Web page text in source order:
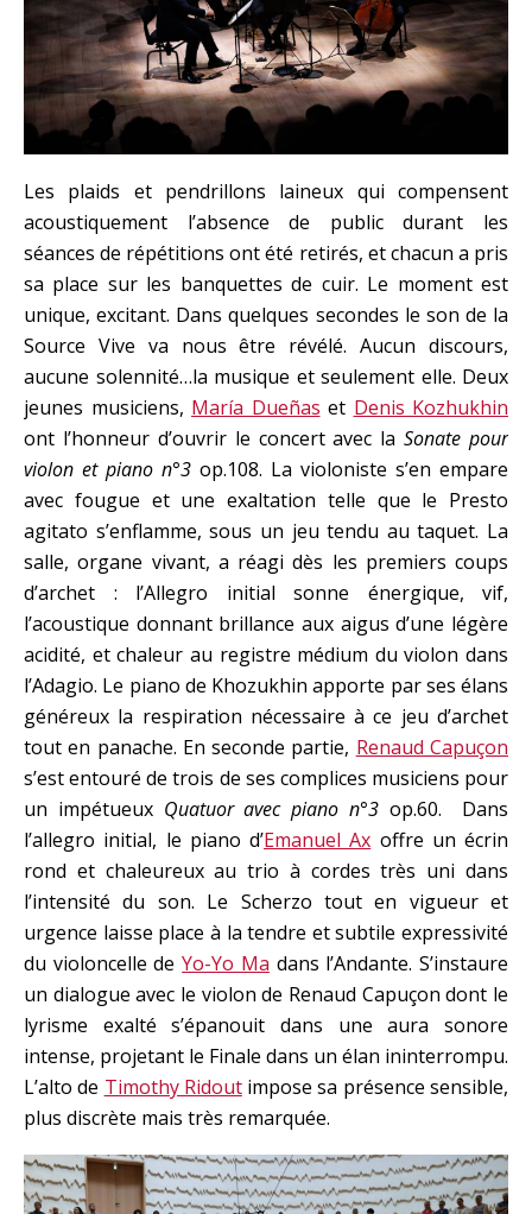
Les plaids et pendrillons laineux qui compensent
acoustiquement l’absence de public durant les
séances de répétitions ont été retirés, et chacun a pris
sa place sur les banquettes de cuir. Le moment est
unique, excitant. Dans quelques secondes le son de la
Source Vive va nous être révélé. Aucun discours,
aucune solennité…la musique et seulement elle. Deux
jeunes musiciens, María Dueñas et Denis Kozhukhin
ont l’honneur d’ouvrir le concert avec la Sonate pour
violon et piano n°3 op.108. La violoniste s’en empare
avec fougue et une exaltation telle que le Presto
agitato s’enflamme, sous un jeu tendu au taquet. La
salle, organe vivant, a réagi dès les premiers coups
d’archet : l’Allegro initial sonne énergique, vif,
l’acoustique donnant brillance aux aigus d’une légère
acidité, et chaleur au registre médium du violon dans
l’Adagio. Le piano de Khozukhin apporte par ses élans
généreux la respiration nécessaire à ce jeu d’archet
tout en panache. En seconde partie, Renaud Capuçon
s’est entouré de trois de ses complices musiciens pour
un impétueux Quatuor avec piano n°3op.60. Dans
l’allegro initial, le piano d’Emanuel Ax offre un écrin
rond et chaleureux au trio à cordes très uni dans
l’intensité du son. Le Scherzo tout en vigueur et
urgence laisse place à la tendre et subtile expressivité
du violoncelle deYo-Yo Ma dans l’Andante. S’instaure
un dialogue avec le violon de Renaud Capuçon dont le
lyrisme exalté s’épanouit dans une aura sonore
intense, projetant le Finale dans un élan ininterrompu.
L’alto de Timothy Ridoutimpose sa présence sensible,
plus discrète mais très remarquée.